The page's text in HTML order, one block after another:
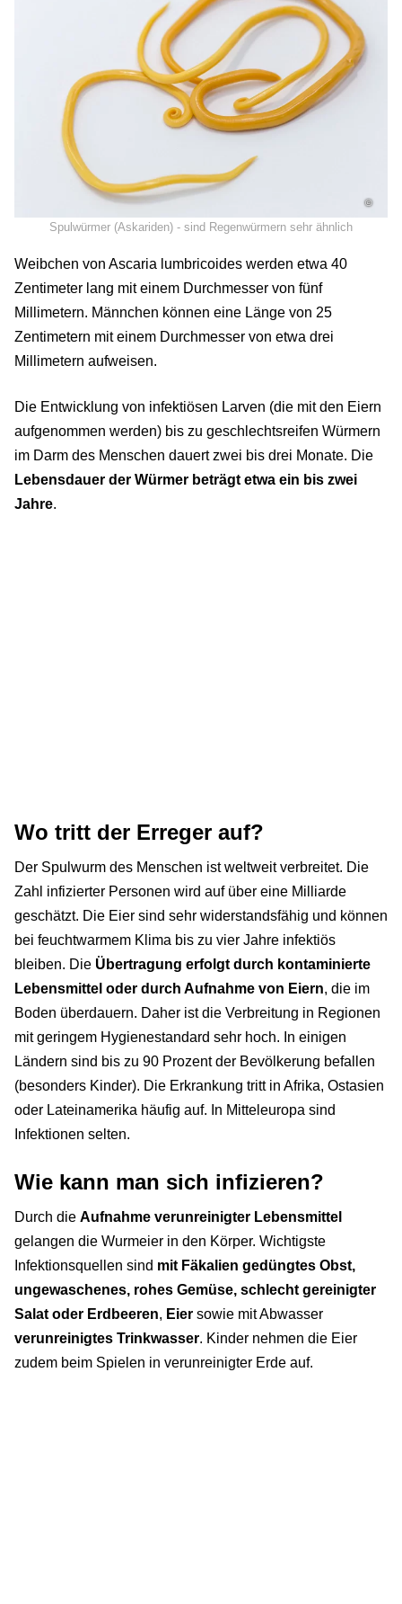
©
Spulwürmer (Askariden) - sind Regenwürmern sehr ähnlich
Weibchen von Ascaria lumbricoides werden etwa 40
Zentimeter lang mit einem Durchmesser von fünf
Millimetern. Männchen können eine Länge von 25
Zentimetern mit einem Durchmesser von etwa drei
Millimetern aufweisen.
Die Entwicklung von infektiösen Larven (die mit den Eiern
aufgenommen werden) bis zu geschlechtsreifen Würmern
im Darm des Menschen dauert zwei bis drei Monate. Die
Lebensdauer der Würmer beträgt etwa ein bis zwei
Jahre.
Wo tritt der Erreger auf?
Der Spulwurm des Menschen ist weltweit verbreitet. Die
Zahl infizierter Personen wird auf über eine Milliarde
geschätzt. Die Eier sind sehr widerstandsfähig und können
bei feuchtwarmem Klima bis zu vier Jahre infektiös
bleiben. Die Übertragung erfolgt durch kontaminierte
Lebensmittel oder durch Aufnahme von Eiern, die im
Boden überdauern. Daher ist die Verbreitung in Regionen
mit geringem Hygienestandard sehr hoch. In einigen
Ländern sind bis zu 90 Prozent der Bevölkerung befallen
(besonders Kinder). Die Erkrankung tritt in Afrika, Ostasien
oder Lateinamerika häufig auf. In Mitteleuropa sind
Infektionen selten.
Wie kann man sich infizieren?
Durch die Aufnahme verunreinigter Lebensmittel
gelangen die Wurmeier in den Körper. Wichtigste
Infektionsquellen sind mit Fäkalien gedüngtes Obst,
ungewaschenes, rohes Gemüse, schlecht gereinigter
Salat oder Erdbeeren, Eier sowie mit Abwasser
verunreinigtes Trinkwasser. Kinder nehmen die Eier
zudem beim Spielen in verunreinigter Erde auf.